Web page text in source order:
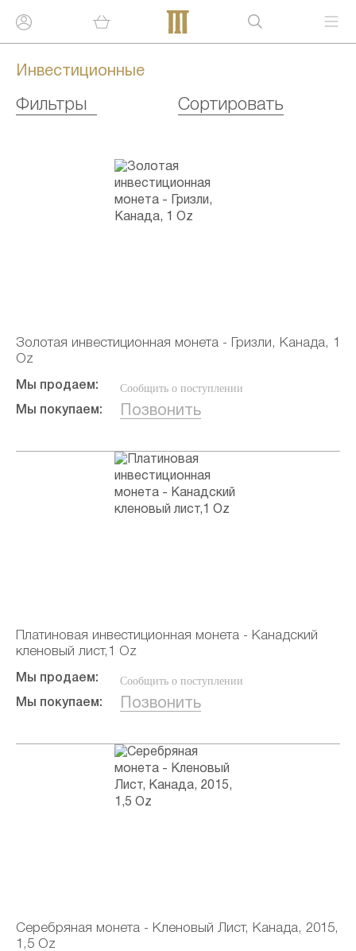
Инвестиционные
Фильтры Сортировать
Золотая инвестиционная монета - Гризли, Канада, 1
Oz
Мы продаем: Сообщить о поступлении
Мы покупаем: Позвонить
Платиновая инвестиционная монета - Канадский
кленовый лист,1 Oz
Мы продаем: Сообщить о поступлении
Мы покупаем: Позвонить
Серебряная монета - Кленовый Лист, Канада, 2015,
1,5 Oz